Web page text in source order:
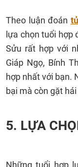
Theo luận đoán
lựa chọn tuổi
Sửu rất hợp với
Giáp Ngọ, Bính
hợp nhất với bạn.
bại mà còn gặt
5. LỰA
Những tuổi hợp